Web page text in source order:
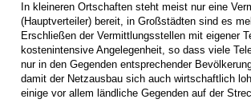
In kleineren Ortschaften steht meist nur eine
(Hauptverteiler) bereit, in Großstädten sind es
Erschließen der Vermittlungsstellen mit eigener
kostenintensive Angelegenheit, so dass viele
nur in den Gegenden entsprechender
damit der Netzausbau sich auch wirtschaftlich
einige vor allem ländliche Gegenden auf der